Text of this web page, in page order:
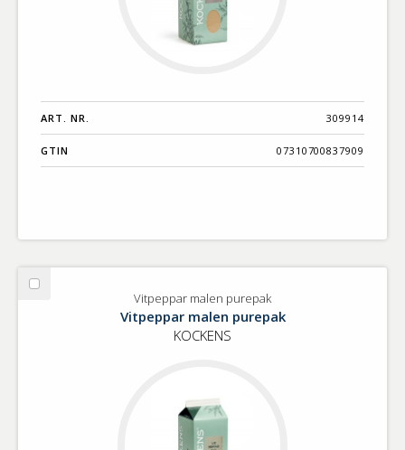
ART. NR. 309914
GTIN 07310700837909
Välj
Vitpeppar malen purepak
Vitpeppar malen purepak
KOCKENS